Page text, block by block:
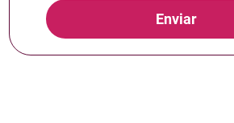
Enviar